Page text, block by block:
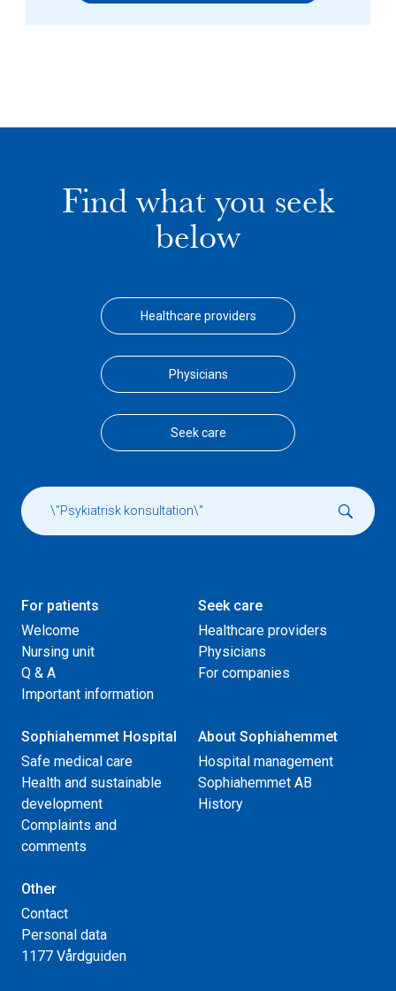
Find what you seek
below
Healthcare providers
Physicians
Seek care
For patients
Welcome
Nursing unit
Q & A
Important information
Seek care
Healthcare providers
Physicians
For companies
Sophiahemmet Hospital
Safe medical care
Health and sustainable
development
Complaints and
comments
About Sophiahemmet
Hospital management
Sophiahemmet AB
History
Other
Contact
Personal data
1177 Vårdguiden